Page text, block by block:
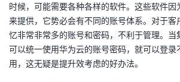
时候，可能需要各种各样的软件。这些软件因
来提供，它势必会有不同的账号体系。对于客
忆非常非常多的账号和密码，不利于管理。
可以统一使用华为云的账号密码，就可以登录
用，这无疑是提升效考虑的好办法。